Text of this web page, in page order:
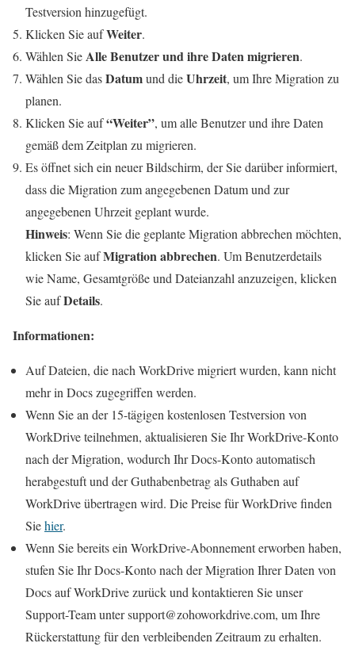
Testversion hinzugefügt.
Klicken Sie aufWeiter.
Wählen SieAlle Benutzer und ihre Daten migrieren.
Wählen Sie dasDatumund dieUhrzeit, um Ihre Migration zu
planen.
Klicken Sie auf“Weiter”, um alle Benutzer und ihre Daten
gemäß dem Zeitplan zu migrieren.
Es öffnet sich ein neuer Bildschirm, der Sie darüber informiert,
dass die Migration zum angegebenen Datum und zur
angegebenen Uhrzeit geplant wurde.
Hinweis: Wenn Sie die geplante Migration abbrechen möchten,
klicken Sie aufMigration abbrechen. Um Benutzerdetails
wie Name, Gesamtgröße und Dateianzahl anzuzeigen, klicken
Sie aufDetails.
Informationen:
Auf Dateien, die nach WorkDrive migriert wurden, kann nicht
mehr in Docs zugegriffen werden.
Wenn Sie an der 15-tägigen kostenlosen Testversion von
WorkDrive teilnehmen, aktualisieren Sie Ihr WorkDrive-Konto
nach der Migration, wodurch Ihr Docs-Konto automatisch
herabgestuft und der Guthabenbetrag als Guthaben auf
WorkDrive übertragen wird. Die Preise für WorkDrive finden
Siehier.
Wenn Sie bereits ein WorkDrive-Abonnement erworben haben,
stufen Sie Ihr Docs-Konto nach der Migration Ihrer Daten von
Docs auf WorkDrive zurück und kontaktieren Sie unser
Support-Team unter support@zohoworkdrive.com, um Ihre
Rückerstattung für den verbleibenden Zeitraum zu erhalten.